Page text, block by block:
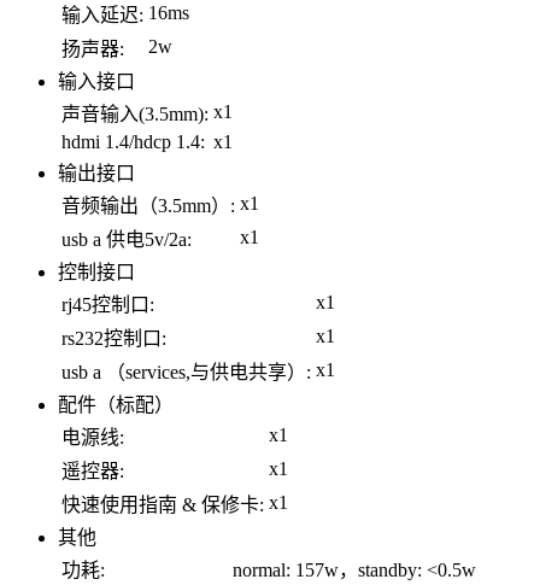
输入延迟: 16ms
扬声器:
2w
输入接口
声音输入(3.5mm): x1
hdmi 1.4/hdcp 1.4: x1
输出接口
音频输出（3.5mm）: x1
usb a 供电5v/2a:
x1
控制接口
rj45控制口:
x1
rs232控制口:
x1
usb a （services,与供电共享）: x1
配件（标配）
电源线:
x1
遥控器:
x1
快速使用指南 & 保修卡: x1
其他
功耗:
normal: 157w，standby: <0.5w